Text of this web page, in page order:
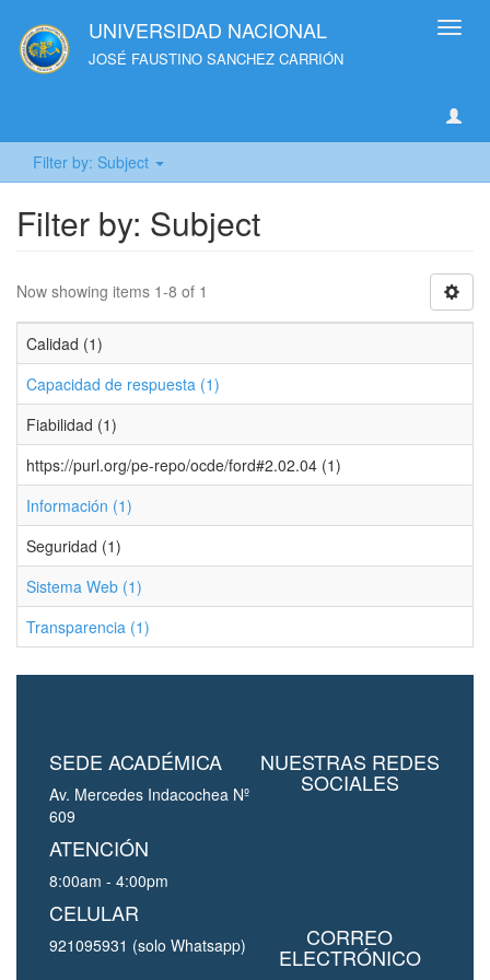
UNIVERSIDAD NACIONAL
JOSÉ FAUSTINO SANCHEZ CARRIÓN
Filter by: Subject
Filter by: Subject
Now showing items 1-8 of 1
Calidad (1)
Capacidad de respuesta (1)
Fiabilidad (1)
https://purl.org/pe-repo/ocde/ford#2.02.04 (1)
Información (1)
Seguridad (1)
Sistema Web (1)
Transparencia (1)
SEDE ACADÉMICA
Av. Mercedes Indacochea Nº
609
ATENCIÓN
8:00am - 4:00pm
CELULAR
921095931 (solo Whatsapp)
NUESTRAS REDES
SOCIALES
CORREO
ELECTRÓNICO